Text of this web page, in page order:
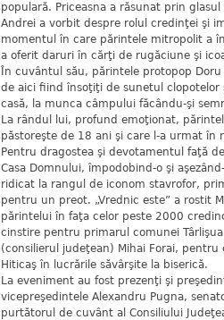
populară. Priceasna a răsunat prin
Andrei a vorbit despre rolul credinţei şi
momentul în care părintele mitropolit a
a oferit daruri în cărţi de rugăciune şi
În cuvântul său, părintele protopop
de aici fiind însoţiţi de sunetul
casă, la munca câmpului făcându-şi
La rândul lui, profund emoţionat,
păstoreşte de 18 ani şi care l-a urmat în
Pentru dragostea şi devotamentul faţă
Casa Domnului, împodobind-o şi
ridicat la rangul de iconom stavrofor,
pentru un preot. „Vrednic este” a rostit
părintelui în faţa celor peste 2000
cinstire pentru primarul comunei
(consilierul judeţean) Mihai Forai,
Hiticaş în lucrările săvârşite la biserică.
La eveniment au fost prezenţi şi
vicepreşedintele Alexandru Pugna,
purtătorul de cuvânt al Consiliului